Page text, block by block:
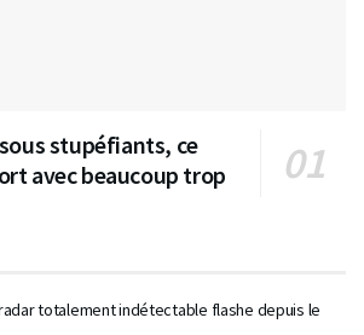
stupéfiants, ce
avec beaucoup trop
totalement indétectable flashe depuis le